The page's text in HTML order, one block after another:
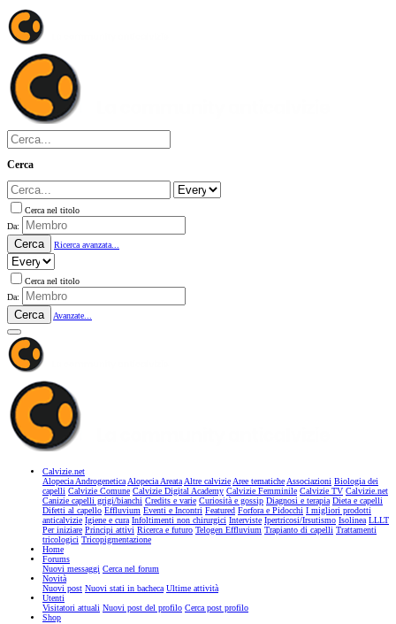
Cerca
Cerca nel titolo
Da:
Cerca Ricerca avanzata...
Cerca nel titolo
Da:
Cerca Avanzate...
Calvizie.net
Alopecia AndrogeneticaAlopecia AreataAltre calvizieAree tematicheAssociazioni Biologia dei
capelli Calvizie Comune Calvizie Digital Academy Calvizie Femminile Calvizie TV Calvizie.net
Canizie capelli grigi/bianchi Credits e varie Curiosità e gossip Diagnosi e terapia Dieta e capelli
Difetti al capello Effluvium Eventi e Incontri Featured Forfora e Pidocchi I migliori prodotti
anticalvizie Igiene e cura Infoltimenti non chirurgici Interviste Ipertricosi/Irsutismo Isolinea LLLT
Per iniziare Principi attivi Ricerca e futuro Telogen Effluvium Trapianto di capelli Trattamenti
tricologici Tricopigmentazione
Home
Forums
Nuovi messaggi Cerca nel forum
Novità
Nuovi post Nuovi stati in bacheca Ultime attività
Utenti
Visitatori attuali Nuovi post del profilo Cerca post profilo
Shop